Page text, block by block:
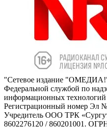
"Сетевое издание
Федеральной службой по
информационных
Регистрационный номер Эл
Учредитель ООО ТРК
8602276120 / 860201001.